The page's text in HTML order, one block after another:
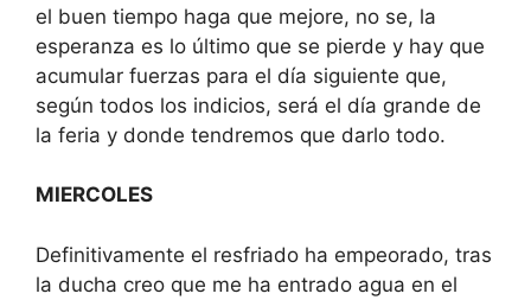
el buen tiempo haga que mejore, no se, la
esperanza es lo último que se pierde y hay que
acumular fuerzas para el día siguiente que,
según todos los indicios, será el día grande de
la feria y donde tendremos que darlo todo.
MIERCOLES
Definitivamente el resfriado ha empeorado, tras
la ducha creo que me ha entrado agua en el